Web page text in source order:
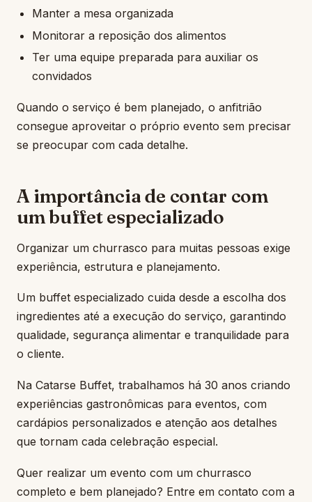
Manter a mesa organizada
Monitorar a reposição dos alimentos
Ter uma equipe preparada para auxiliar os
convidados
Quando o serviço é bem planejado, o anfitrião
consegue aproveitar o próprio evento sem precisar
se preocupar com cada detalhe.
A importância de contar com
um buffet especializado
Organizar um churrasco para muitas pessoas exige
experiência, estrutura e planejamento.
Um buffet especializado cuida desde a escolha dos
ingredientes até a execução do serviço, garantindo
qualidade, segurança alimentar e tranquilidade para
o cliente.
Na Catarse Buffet, trabalhamos há 30 anos criando
experiências gastronômicas para eventos, com
cardápios personalizados e atenção aos detalhes
que tornam cada celebração especial.
Quer realizar um evento com um churrasco
completo e bem planejado? Entre em contato com a